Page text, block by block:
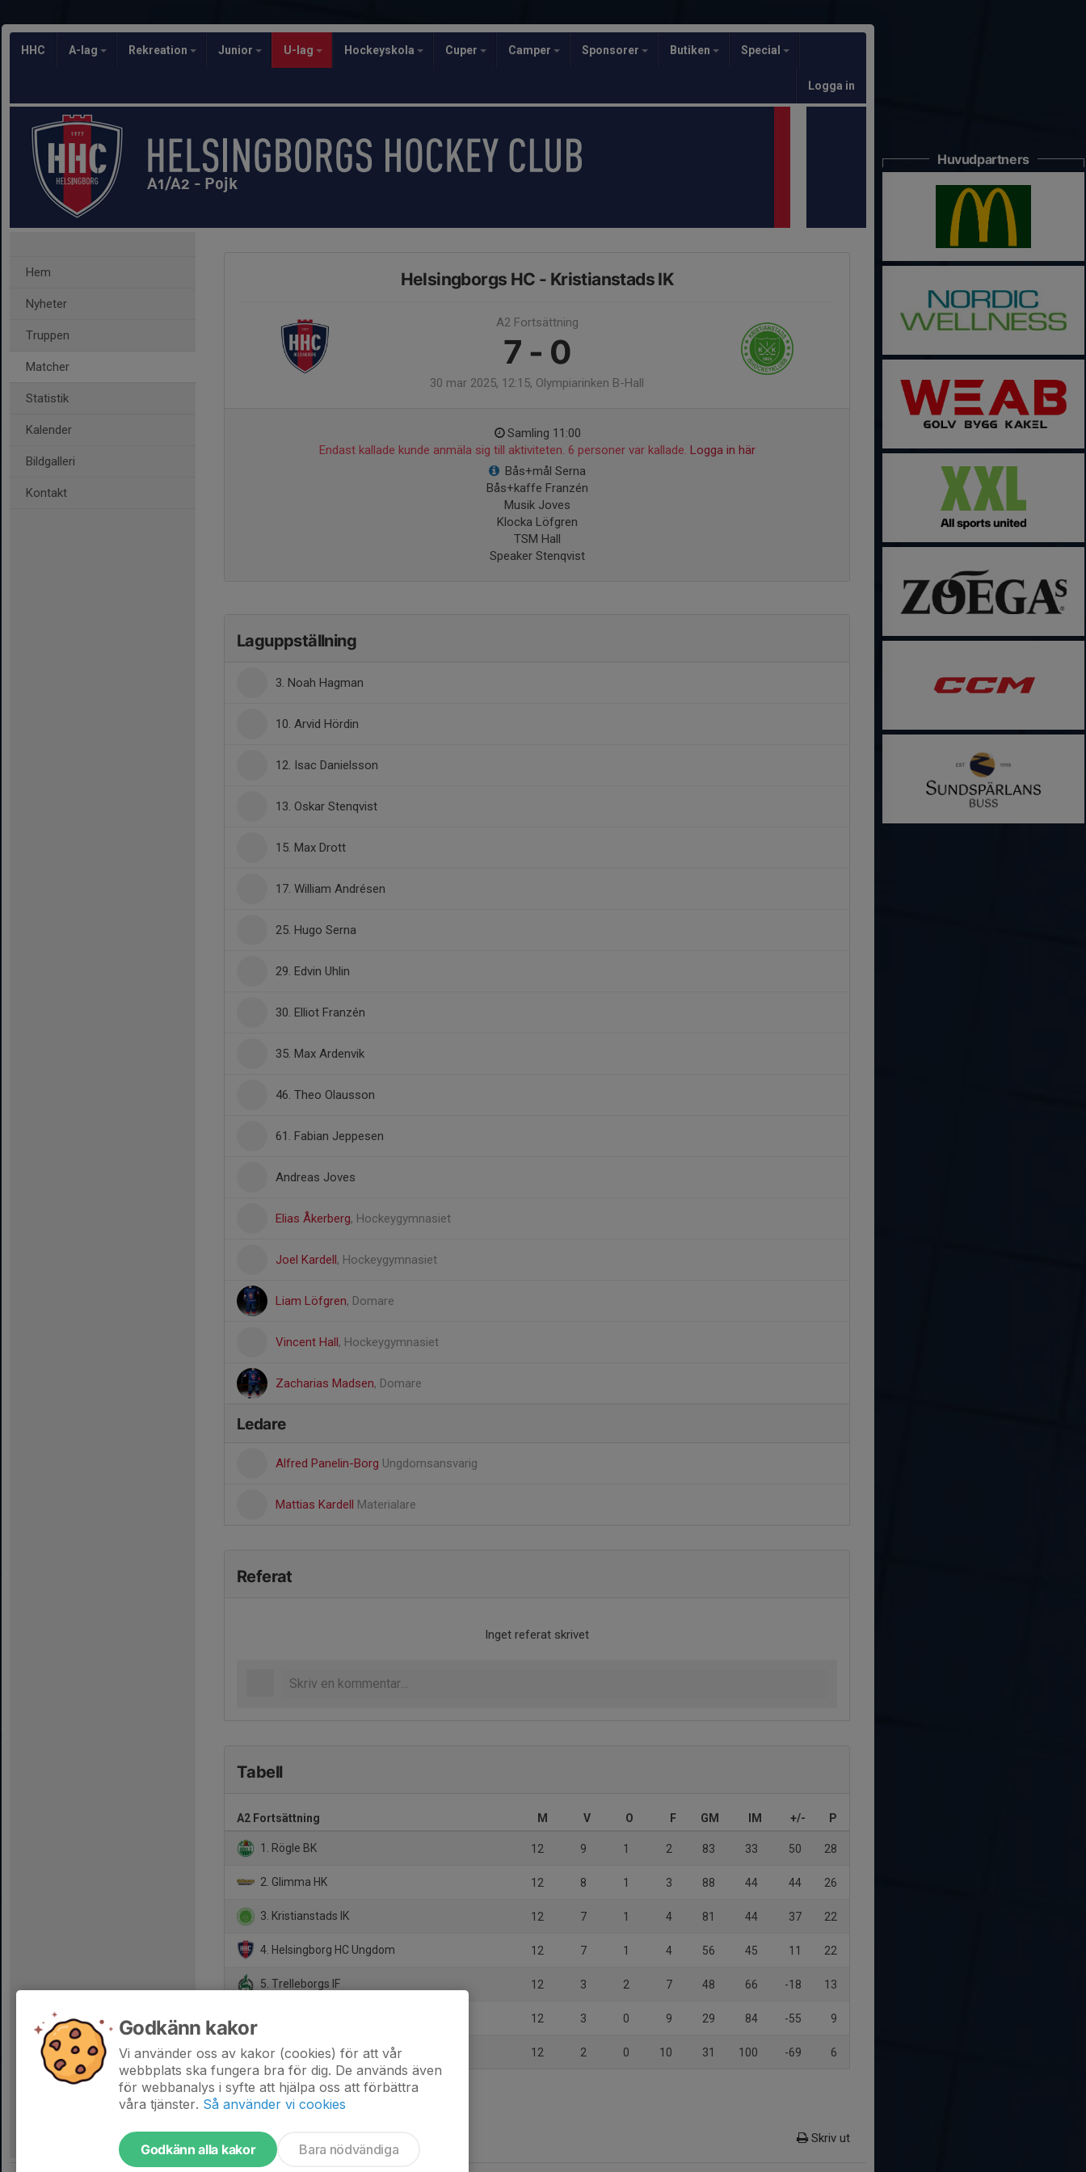
HHC A-lag Rekreation Junior U-lag Hockeyskola Cuper Camper Sponsorer Butiken Special
Logga in
A1/A2 - Pojk
Hem
Nyheter
Truppen
Matcher
Statistik
Kalender
Bildgalleri
Kontakt
Helsingborgs HC - Kristianstads IK
A2 Fortsättning
7 - 0
30 mar 2025, 12:15, Olympiarinken B-Hall
Samling 11:00
Endast kallade kunde anmäla sig till aktiviteten. 6 personer var kallade. Logga in här
Bås+mål Serna
Bås+kaffe Franzén
Musik Joves
Klocka Löfgren
TSM Hall
Speaker Stenqvist
Laguppställning
3. Noah Hagman
10. Arvid Hördin
12. Isac Danielsson
13. Oskar Stenqvist
15. Max Drott
17. William Andrésen
25. Hugo Serna
29. Edvin Uhlin
30. Elliot Franzén
35. Max Ardenvik
46. Theo Olausson
61. Fabian Jeppesen
Andreas Joves
Elias Åkerberg, Hockeygymnasiet
Joel Kardell, Hockeygymnasiet
Liam Löfgren, Domare
Vincent Hall, Hockeygymnasiet
Zacharias Madsen, Domare
Ledare
Alfred Panelin-Borg Ungdomsansvarig
Mattias Kardell Materialare
Referat
Inget referat skrivet
Tabell
A2 Fortsättning M V O F GM IM +/- P
1. Rögle BK 12 9 1 2 83 33 50 28
2. Glimma HK 12 8 1 3 88 44 44 26
3. Kristianstads IK 12 7 1 4 81 44 37 22
4. Helsingborg HC Ungdom 12 7 1 4 56 45 11 22
5. Trelleborgs IF 12 3 2 7 48 66 -18 13
12 3 0 9 29 84 -55 9
7. Lund Giants HC 12 2 0 10 31 100 -69 6
Skriv ut
Huvudpartners
Godkänn kakor
Vi använder oss av kakor (cookies) för att vår
webbplats ska fungera bra för dig. De används även
för webbanalys i syfte att hjälpa oss att förbättra
våra tjänster. Så använder vi cookies
Godkänn alla kakor Bara nödvändiga